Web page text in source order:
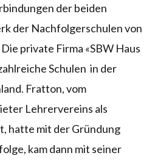
der beiden
der Nachfolgerschulen von
private Firma «SBW Haus
Schulen in der
Fratton, vom
Lehrervereins als
hatte mit der Gründung
kam dann mit seiner